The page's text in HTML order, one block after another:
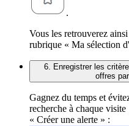
.
Vous les retrouverez
rubrique « Ma sélection
6. Enregistrer les
offres
Gagnez du temps et
recherche à chaque
« Créer une alerte » :